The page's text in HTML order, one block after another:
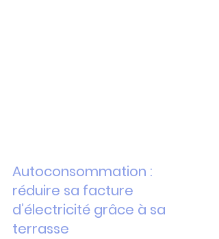
Autoconsommation :
réduire sa facture
d’électricité grâce à sa
terrasse